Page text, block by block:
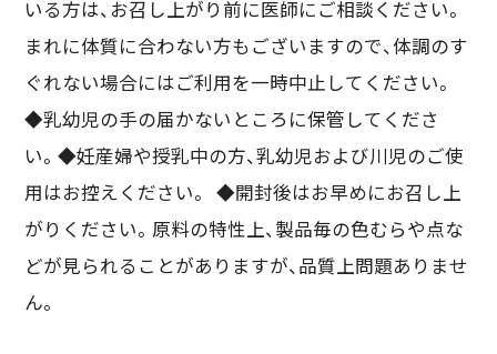
いる方は、お召し上がり前に医師にご相談ください。
まれに体質に合わない方もございますので、体調のす
ぐれない場合にはご利用を一時中止してください。
◆乳幼児の手の届かないところに保管してくださ
い。◆妊産婦や授乳中の方、乳幼児および川児のご使
用はお控えください。 ◆開封後はお早めにお召し上
がりください。原料の特性上、製品毎の色むらや点な
どが見られることがありますが、品質上問題ありませ
ん。